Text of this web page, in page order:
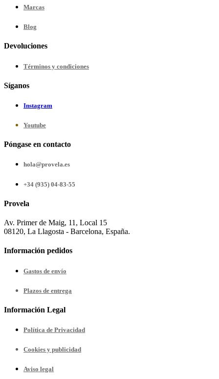
Marcas
Blog
Devoluciones
Términos y condiciones
Síganos
Instagram
Youtube
Póngase en contacto
hola@provela.es
+34 (935) 04-83-55
Provela
Av. Primer de Maig, 11, Local 15
08120, La Llagosta - Barcelona, España.
Información pedidos
Gastos de envío
Plazos de entrega
Información Legal
Política de Privacidad
Cookies y publicidad
Aviso legal